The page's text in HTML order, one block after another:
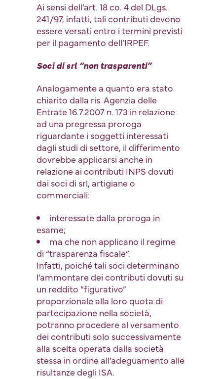
Ai sensi dell’art. 18 co. 4 del DLgs.
241/97, infatti, tali contributi devono
essere versati entro i termini previsti
per il pagamento dell’IRPEF.
Soci di srl “non trasparenti”
Analogamente a quanto era stato
chiarito dalla ris. Agenzia delle
Entrate 16.7.2007 n. 173 in relazione
ad una pregressa proroga
riguardante i soggetti interessati
dagli studi di settore, il differimento
dovrebbe applicarsi anche in
relazione ai contributi INPS dovuti
dai soci di srl, artigiane o
commerciali:
interessate dalla proroga in
esame;
ma che non applicano il regime
di “trasparenza fiscale”.
Infatti, poiché tali soci determinano
l’ammontare dei contributi dovuti su
un reddito “figurativo”
proporzionale alla loro quota di
partecipazione nella società,
potranno procedere al versamento
dei contributi solo successivamente
alla scelta operata dalla società
stessa in ordine all’adeguamento alle
risultanze degli ISA.